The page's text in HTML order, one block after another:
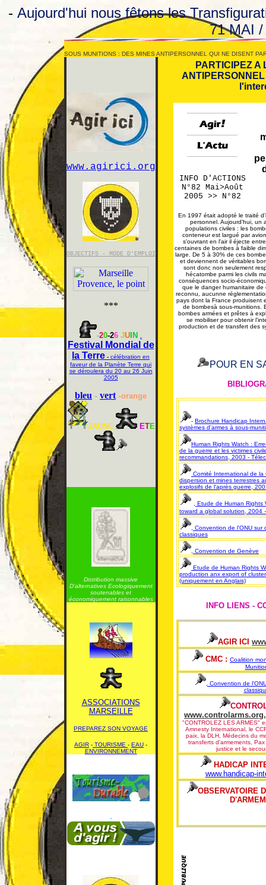
- Aujourd'hui nous fêtons les
71 MAI
SOUS MUNITIONS : DES MINES ANTIPERSONNEL QUI NE DISENT
www.agirici.org
OBJECTIFS - MODE D'EMPLOI
***
-20-26 JU N
Festival Mondial de
la Terre - célébration en
faveur de la Planète Terre qui
se déroulera du 20 au 26 Juin
2005
bleu - vert -orange
JAUNE ETE
Distribution massive
D'alternatives Ecologiquement
soutenables et
économiquement raisonnables
ASSOCIATIONS
MARSEILLE
PREPAREZ SON VOYAGE
AGIR - TOURISME - EAU -
ENVIRONNEMENT
.
PARTICIPEZ A
INFO D'ACTIONS
N°82 Mai>Août
2005 >> N°82
En 1997 était adopté le traité
personnel. Aujourd'hui, un
populations civiles : les
conteneur est largué par
s'ouvrant en l'air il éjecte
centaines de bombes à faible
large. De 5 à 30% de ces
et deviennent de véritables
sont donc non seulement
hécatombe parmi les civils
conséquences socio-
que le danger humanitaire de
reconnu, aucunne
pays dont la France produisent
de bombesà sous-munitions.
bombes armées et prêtes à
se mobiliser pour obtenir
production et de transfert des
POUR EN
- Brochure Handicap
systèmes d'armes à sous-
Human Rights Watch :
de la guerre et les victimes
recommandations, 2003 -
Comité International de la
dispersion et mines terrestres
explosifs de l'après guerre,
, Etude de Human
toward a global solution, 2004
, Convention de l'ONU sur
classiques
, Convention de Genève
Etude de Human Rights
production anx export of
(uniquement en Anglais)
INFO LIENS -
AGIR ICI
CMC : Coalition
, Convention de
www.controlarms.org,
"CONTROLEZ LES ARMES"
Amnesty International, le
paix, la DLH, Médecins du
transferts d'armements,
justice et le
HADICAP
www.handicap-
OBSERVATOIRE